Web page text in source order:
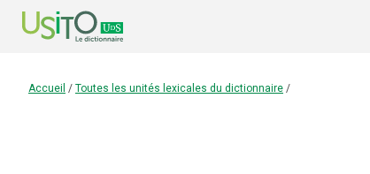
Accueil / Toutes les unités lexicales du dictionnaire /